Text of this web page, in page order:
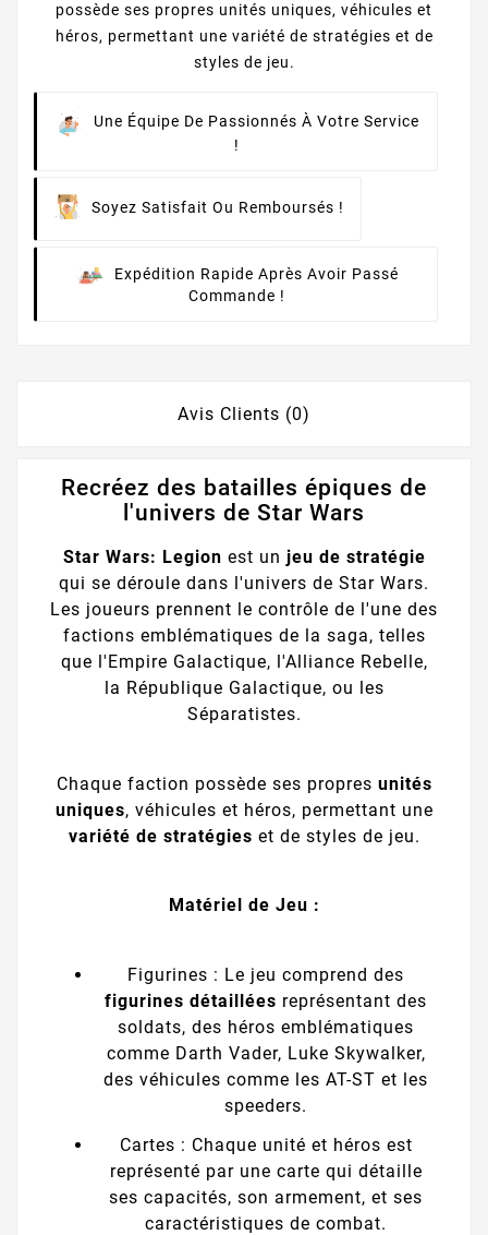
possède ses propres unités uniques, véhicules et
héros, permettant une variété de stratégies et de
styles de jeu.
Une Équipe De Passionnés À Votre Service
!
Soyez Satisfait Ou Remboursés !
Expédition Rapide Après Avoir Passé
Commande !
Avis Clients (0)
Recréez des batailles épiques de
l'univers de Star Wars
Star Wars: Legion est un jeu de stratégie
qui se déroule dans l'univers de Star Wars.
Les joueurs prennent le contrôle de l'une des
factions emblématiques de la saga, telles
que l'Empire Galactique, l'Alliance Rebelle,
la République Galactique, ou les
Séparatistes.
Chaque faction possède ses propres unités
uniques, véhicules et héros, permettant une
variété de stratégies et de styles de jeu.
Matériel de Jeu :
Figurines : Le jeu comprend des
figurines détaillées représentant des
soldats, des héros emblématiques
comme Darth Vader, Luke Skywalker,
des véhicules comme les AT-ST et les
speeders.
Cartes : Chaque unité et héros est
représenté par une carte qui détaille
ses capacités, son armement, et ses
caractéristiques de combat.